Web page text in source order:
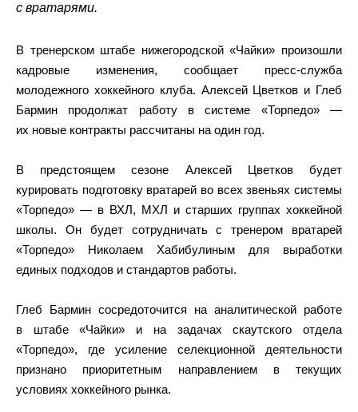
с вратарями.
В тренерском штабе нижегородской «Чайки» произошли
кадровые изменения, сообщает пресс-служба
молодежного хоккейного клуба. Алексей Цветков и Глеб
Бармин продолжат работу в системе «Торпедо» —
их новые контракты рассчитаны на один год.
В предстоящем сезоне Алексей Цветков будет
курировать подготовку вратарей во всех звеньях системы
«Торпедо» — в ВХЛ, МХЛ и старших группах хоккейной
школы. Он будет сотрудничать с тренером вратарей
«Торпедо» Николаем Хабибулиным для выработки
единых подходов и стандартов работы.
Глеб Бармин сосредоточится на аналитической работе
в штабе «Чайки» и на задачах скаутского отдела
«Торпедо», где усиление селекционной деятельности
признано приоритетным направлением в текущих
условиях хоккейного рынка.